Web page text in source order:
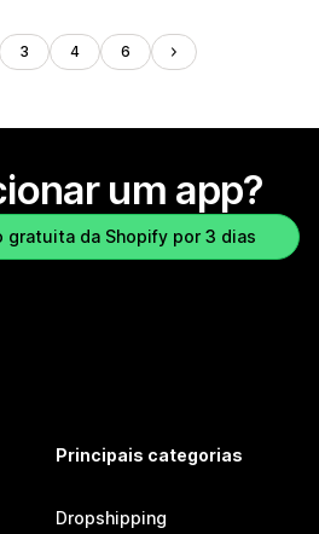
3 4 6
um app?
gratuita da Shopify por 3 dias
Principais categorias
Dropshipping